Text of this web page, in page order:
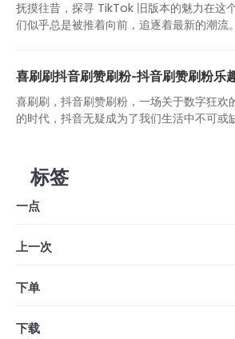
抚摸往昔，探寻 TikTok 旧版本的魅力在这
们似乎总是被推着向前，追逐着最新的潮流
喜刷刷抖音刷赞刷粉-抖音刷赞刷粉乐
喜刷刷，抖音刷赞刷粉，一场关于数字狂欢
的时代，抖音无疑成为了我们生活中不可或
标签
一点
上一次
下单
下载